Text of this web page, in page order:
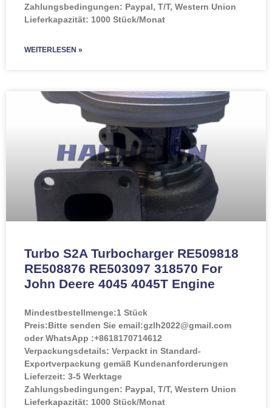
Zahlungsbedingungen: Paypal, T/T, Western Union
Lieferkapazität: 1000 Stück/Monat
WEITERLESEN »
Turbo S2A Turbocharger RE509818
RE508876 RE503097 318570 For
John Deere 4045 4045T Engine
Mindestbestellmenge:1 Stück
Preis:Bitte senden Sie email:gzlh2022@gmail.com
oder WhatsApp :+8618170714612
Verpackungsdetails: Verpackt in Standard-
Exportverpackung gemäß Kundenanforderungen
Lieferzeit: 3-5 Werktage
Zahlungsbedingungen: Paypal, T/T, Western Union
Lieferkapazität: 1000 Stück/Monat